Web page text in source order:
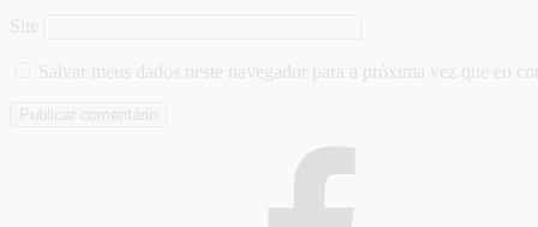
Site
Salvar meus dados neste navegador para a próxima vez que eu